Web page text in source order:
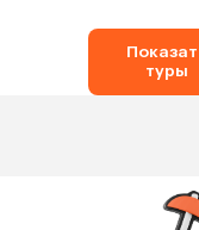
туры